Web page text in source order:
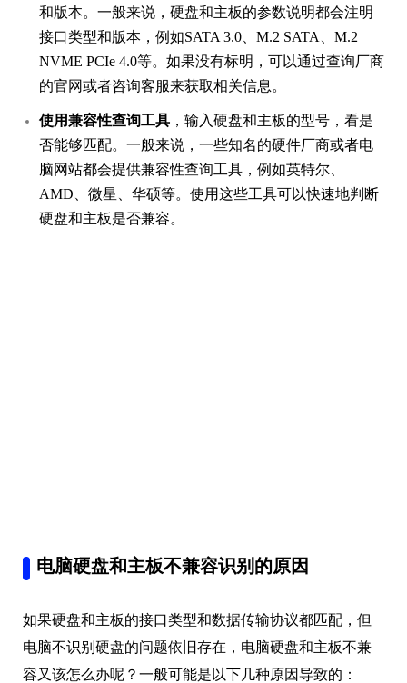
和版本。一般来说，硬盘和主板的参数说明都会注明
接口类型和版本，例如SATA 3.0、M.2 SATA、M.2
NVME PCIe 4.0等。如果没有标明，可以通过查询厂商
的官网或者咨询客服来获取相关信息。
使用兼容性查询工具 ，输入硬盘和主板的型号，看是
否能够匹配。一般来说，一些知名的硬件厂商或者电
脑网站都会提供兼容性查询工具，例如英特尔、
AMD、微星、华硕等。使用这些工具可以快速地判断
硬盘和主板是否兼容。
电脑硬盘和主板不兼容识别的原因
如果硬盘和主板的接口类型和数据传输协议都匹配，但
电脑不识别硬盘的问题依旧存在，电脑硬盘和主板不兼
容又该怎么办呢？一般可能是以下几种原因导致的：